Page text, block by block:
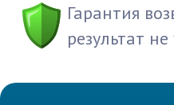
Гарантия
результат